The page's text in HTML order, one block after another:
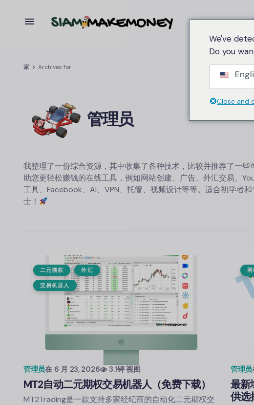
家 Archives for
管理员
我整理了一份综合资源，其中收集了各种技术，比较并推荐了一些
助您更轻松赚钱的在线工具，例如网站创建、广告、外汇交易、
工具、Facebook、AI、VPN、托管、视频设计等等。适合初学者和
士！
二元期权 外汇
交易机器人
管理员在 6 月 23, 2026 3.1钾 视图
MT2自动二元期权交易机器人（免费下载）
MT2Trading是一款支持多家经纪商的自动化二元期权交
管理员
最新
供选
We've
Do you
Close and